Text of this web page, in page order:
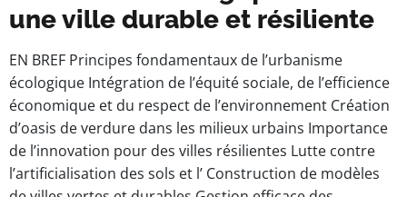
une ville durable et résiliente
EN BREF Principes fondamentaux de l’urbanisme
écologique Intégration de l’équité sociale, de l’efficience
économique et du respect de l’environnement Création
d’oasis de verdure dans les milieux urbains Importance
de l’innovation pour des villes résilientes Lutte contre
l’artificialisation des sols et l’ Construction de modèles